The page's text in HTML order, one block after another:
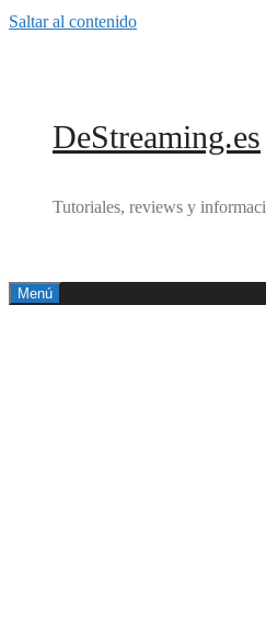
Saltar al contenido
DeStreaming.es
Tutoriales, reviews y
Menú